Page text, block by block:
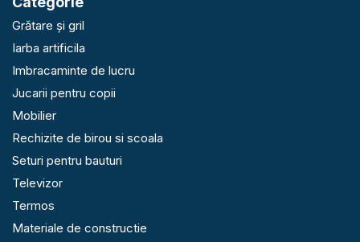
Grătare și gril
Iarba artificila
Imbracaminte de lucru
Jucarii pentru copii
Mobilier
Rechizite de birou si scoala
Seturi pentru bauturi
Televizor
Termos
Materiale de constructie